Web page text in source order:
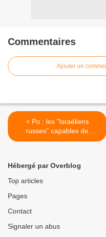
Commentaires
Ajouter un
< Po : les "Israéliens
russes" capables de
torpiller le règlement
Hébergé par Overblog
Top articles
Pages
Contact
Signaler un abus